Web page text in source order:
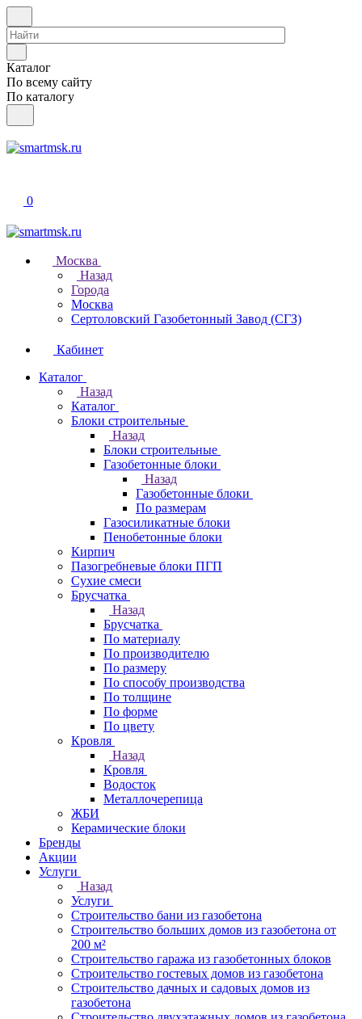
Каталог
По всему сайту
По каталогу
0
Москва
Назад
Города
Москва
Сертоловский Газобетонный Завод (СГЗ)
Кабинет
Каталог
Назад
Каталог
Блоки строительные
Назад
Блоки строительные
Газобетонные блоки
Назад
Газобетонные блоки
По размерам
Газосиликатные блоки
Пенобетонные блоки
Кирпич
Пазогребневые блоки ПГП
Сухие смеси
Брусчатка
Назад
Брусчатка
По материалу
По производителю
По размеру
По способу производства
По толщине
По форме
По цвету
Кровля
Назад
Кровля
Водосток
Металлочерепица
ЖБИ
Керамические блоки
Бренды
Акции
Услуги
Назад
Услуги
Строительство бани из газобетона
Строительство больших домов из газобетона от
200 м²
Строительство гаража из газобетонных блоков
Строительство гостевых домов из газобетона
Строительство дачных и садовых домов из
газобетона